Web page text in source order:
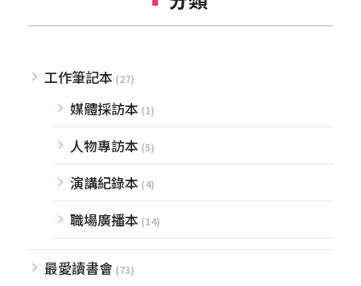
工作筆記本 (27)
媒體採訪本 (1)
人物專訪本 (5)
演講紀錄本 (4)
職場廣播本 (14)
最愛讀書會 (73)